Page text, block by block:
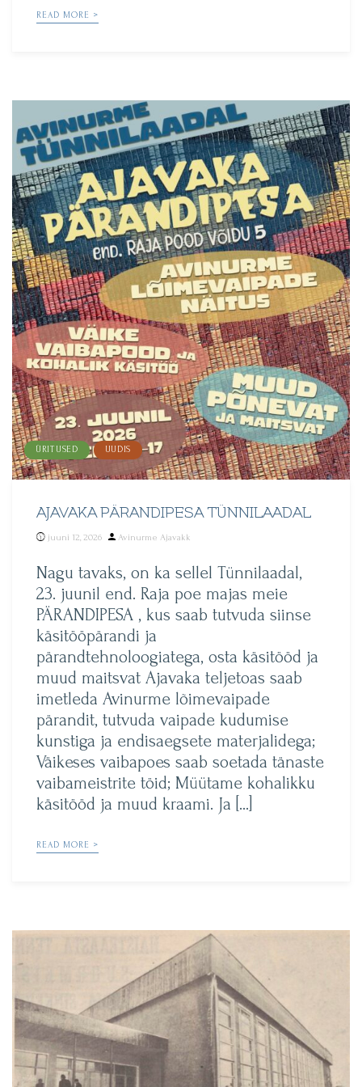
READ MORE >
ÜRITUSED UUDIS
AJAVAKA PÄRANDIPESA TÜNNILAADAL
juuni 12, 2026
Posted
Avinurme Ajavakk
Nagu tavaks, on ka sellel Tünnilaadal,
23. juunil end. Raja poe majas meie
PÄRANDIPESA , kus saab tutvuda siinse
käsitööpärandi ja
pärandtehnoloogiatega, osta käsitööd ja
muud maitsvat Ajavaka teljetoas saab
imetleda Avinurme lõimevaipade
pärandit, tutvuda vaipade kudumise
kunstiga ja endisaegsete materjalidega;
Väikeses vaibapoes saab soetada tänaste
vaibameistrite töid; Müütame kohalikku
käsitööd ja muud kraami. Ja […]
READ MORE >